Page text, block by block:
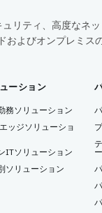
リティ、高度なネ
よびオンプレミス
ーション
務ソリューション
ッジソリューショ
ITソリューション
ソリューション
ー